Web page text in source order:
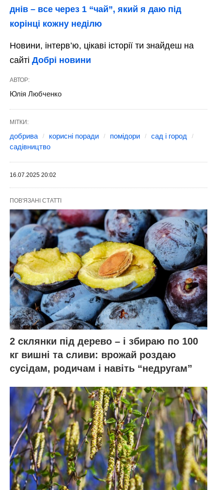
днів – все через 1 “чай”, який я даю під
корінці кожну неділю
Новини, інтерв’ю, цікаві історії ти знайдеш на
сайті Добрі новини
АВТОР:
Юлія Любченко
МІТКИ:
добрива корисні поради помідори
сад і город
садівництво
16.07.2025 20:02
ПОВ'ЯЗАНІ СТАТТІ
2 склянки під дерево – і збираю по 100
кг вишні та сливи: врожай роздаю
сусідам, родичам і навіть “недругам”